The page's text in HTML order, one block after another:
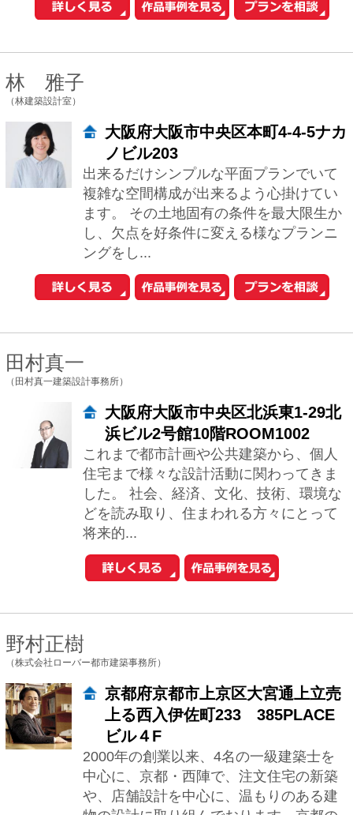
将来的...
野村正樹
（株式会社ローバー都市建築事務所）
京都府京都市上京区大宮通上立売
上る西入伊佐町233 385PLACE
ビル４F
2000年の創業以来、4名の一級建築士を
中心に、京都・西陣で、注文住宅の新築
や、店舗設計を中心に、温もりのある建
物の設計に取り組んでおります。京都の
町屋で...
ナイトウタカシ
愛知県日進市米野木町木町宮前1-
「らしさ」を引きだして、カタチにす
る。 人の好みや生活スタイルは千差万
れ」という決まったテイストはありませ
ん。 理想の...
（アトリエサンカクスケール株式会社）
福岡県福岡市中央区大名1-1-3石井
ビル201B
知る ⇒ 好む ⇒ 楽しむ 何事にも順序は必
要！家づくりを楽しむにはまずそれが何
安河内 健司 + 西岡 久実
（一級建築士事務所 group-scoop）
福岡県福岡市中央区御所ヶ谷3-13-
52
ウチとソトとの関係性を大切に、敷地の
もつ力を最大限に引き出す設計を心がけ
ています。 青い空、鮮やかな緑、柔らか
な光、爽やかな風に満ち、素材感あふれ